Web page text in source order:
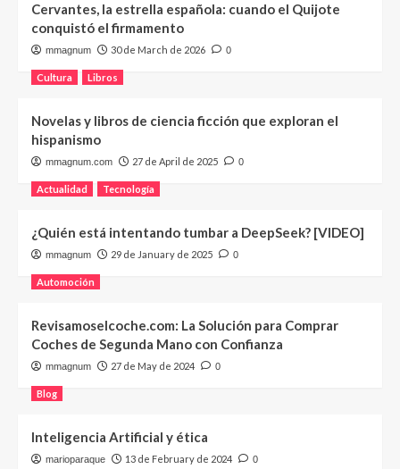
Cervantes, la estrella española: cuando el Quijote
conquistó el firmamento
mmagnum 30 de March de 2026 0
Cultura Libros
Novelas y libros de ciencia ficción que exploran el
hispanismo
mmagnum.com 27 de April de 2025 0
Actualidad Tecnología
¿Quién está intentando tumbar a DeepSeek? [VIDEO]
mmagnum 29 de January de 2025 0
Automoción
Revisamoselcoche.com: La Solución para Comprar
Coches de Segunda Mano con Confianza
mmagnum 27 de May de 2024 0
Blog
Inteligencia Artificial y ética
marioparaque 13 de February de 2024 0